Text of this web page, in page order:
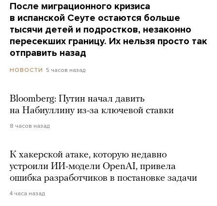
После миграционного кризиса
в испанской Сеуте остаются больше
тысячи детей и подростков, незаконно
пересекших границу. Их нельзя просто так
отправить назад
НОВОСТИ 5 часов назад
Bloomberg: Путин начал давить
на Набиуллину из-за ключевой ставки
8 часов назад
К хакерской атаке, которую недавно
устроили ИИ-модели OpenAI, привела
ошибка разработчиков в постановке задачи
4 часа назад